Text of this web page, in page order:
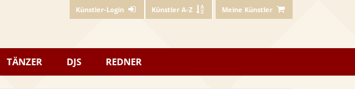
Künstler-Login Künstler A-Z Meine Künstler
TÄNZER DJS REDNER